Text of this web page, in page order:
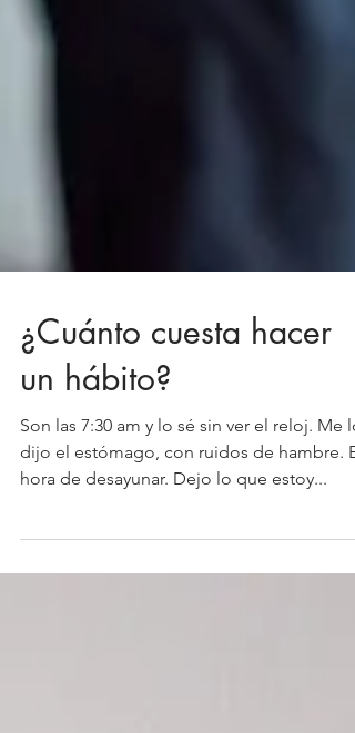
¿Cuánto cuesta hacer
un hábito?
Son las 7:30 am y lo sé sin ver el reloj. Me lo
dijo el estómago, con ruidos de hambre. Es